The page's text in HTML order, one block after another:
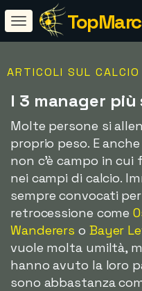
ARTICOLI SUL CALCIO
I 3 manager
Molte persone si
proprio peso. E
non c'è campo in
nei campi di calcio.
sempre convocati
retrocessione come
Wanderers o Bayer
vuole molta umiltà,
hanno avuto la loro
sono abbastanza